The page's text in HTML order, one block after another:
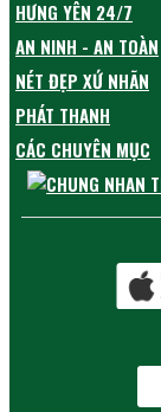
HƯNG YÊN 24/7
AN NINH - AN TOÀN
NÉT ĐẸP XỨ NHÃN
PHÁT THANH
CÁC CHUYÊN MỤC